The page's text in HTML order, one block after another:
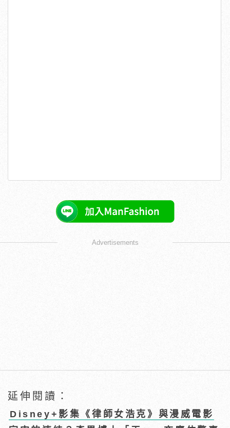
Advertisements
延伸閱讀：
Disney+影集《律師女浩克》與漫威電影